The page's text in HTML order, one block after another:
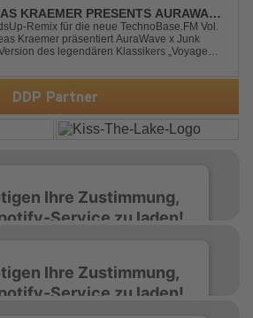
has taken this early 2000s hit to a who...
KRAEMER PRESENTS AURAWAVE
PROJECT - VOYAGE VOYAGE
& NINTH REMIX)
Remix für die neue TechnoBase.FM Vol.
Kraemer präsentiert AuraWave x Junk
des legendären Klassikers „Voyage
Ninth. Das HandsUp-Duo aus Nordrhein-
verwandelt den zeitlosen Song mit druckvoll...
DDP Partner
Ihre Zustimmung,
Service zu laden!
Dieser Service kann Daten zu
sammeln. Bitte lesen Sie die
Ihre Zustimmung,
Service zu laden!